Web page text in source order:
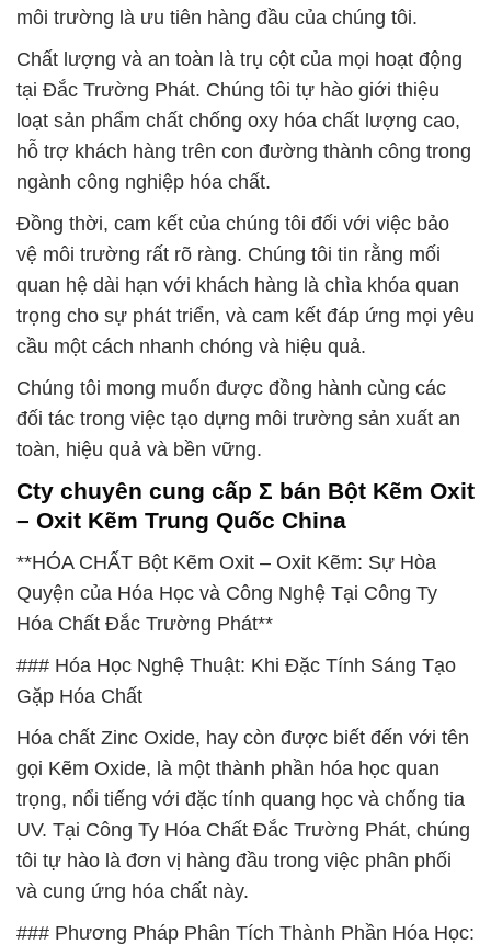
môi trường là ưu tiên hàng đầu của chúng tôi.
Chất lượng và an toàn là trụ cột của mọi hoạt động
tại Đắc Trường Phát. Chúng tôi tự hào giới thiệu
loạt sản phẩm chất chống oxy hóa chất lượng cao,
hỗ trợ khách hàng trên con đường thành công trong
ngành công nghiệp hóa chất.
Đồng thời, cam kết của chúng tôi đối với việc bảo
vệ môi trường rất rõ ràng. Chúng tôi tin rằng mối
quan hệ dài hạn với khách hàng là chìa khóa quan
trọng cho sự phát triển, và cam kết đáp ứng mọi yêu
cầu một cách nhanh chóng và hiệu quả.
Chúng tôi mong muốn được đồng hành cùng các
đối tác trong việc tạo dựng môi trường sản xuất an
toàn, hiệu quả và bền vững.
Cty chuyên cung cấp Σ bán Bột Kẽm Oxit
– Oxit Kẽm Trung Quốc China
**HÓA CHẤT Bột Kẽm Oxit – Oxit Kẽm: Sự Hòa
Quyện của Hóa Học và Công Nghệ Tại Công Ty
Hóa Chất Đắc Trường Phát**
### Hóa Học Nghệ Thuật: Khi Đặc Tính Sáng Tạo
Gặp Hóa Chất
Hóa chất Zinc Oxide, hay còn được biết đến với tên
gọi Kẽm Oxide, là một thành phần hóa học quan
trọng, nổi tiếng với đặc tính quang học và chống tia
UV. Tại Công Ty Hóa Chất Đắc Trường Phát, chúng
tôi tự hào là đơn vị hàng đầu trong việc phân phối
và cung ứng hóa chất này.
### Phương Pháp Phân Tích Thành Phần Hóa Học: